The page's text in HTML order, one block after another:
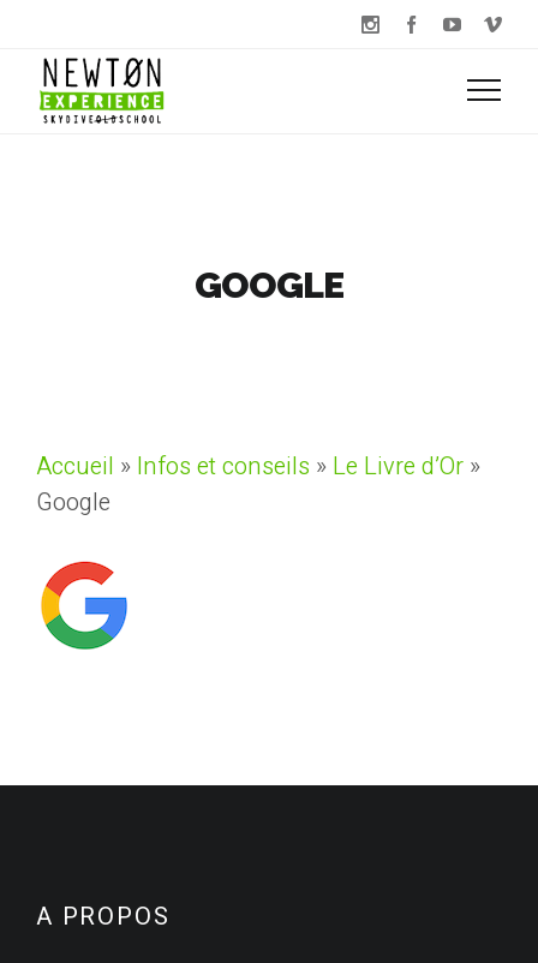
GOOGLE
Accueil » Infos et conseils » Le Livre d’Or »
Google
A PROPOS